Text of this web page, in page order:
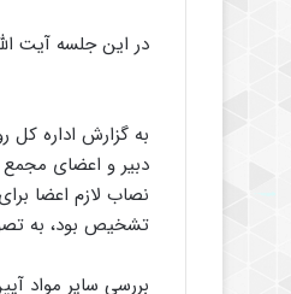
در این جلسه آیت
به گزارش اداره
دبیر و اعضای مجمع
نصاب لازم اعضا
تشخیص بود، به
بررسی سایر مواد